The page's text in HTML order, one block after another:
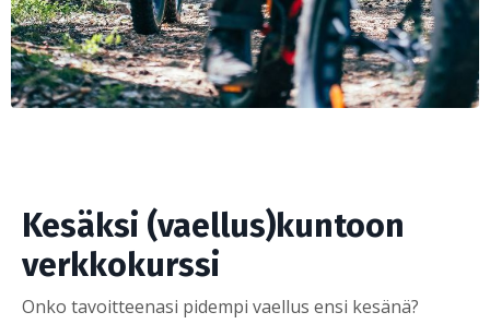
Kesäksi (vaellus)kuntoon
verkkokurssi
Onko tavoitteenasi pidempi vaellus ensi kesänä?